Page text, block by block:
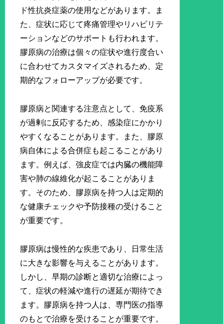
ド性抗炎症薬の使用などがあります。ま
た、症状に応じて疼痛管理やリハビリテ
ーションなどのサポートも行われます。
膠原病の治療は個々の症状や進行度合い
に合わせてカスタマイズされるため、定
期的なフォローアップが必要です。
膠原病と関連する注意点として、免疫系
が過剰に反応するため、感染症にかかり
やすくなることがあります。また、膠原
病自体による合併症も起こることがあり
ます。例えば、強皮症では内臓の機能障
害や肺の線維化が起こることがありま
す。そのため、膠原病を持つ人は定期的
な健康チェックや予防接種の受けること
が重要です。
膠原病は慢性的な疾患であり、日常生活
に大きな影響を与えることがあります。
しかし、早期の診断と適切な治療によっ
て、症状の軽減や進行の遅延が期待でき
ます。膠原病を持つ人は、専門医の指導
のもとで治療を受けることが重要です。